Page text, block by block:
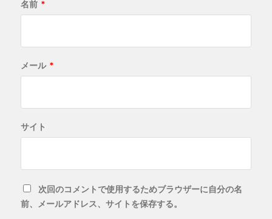
名前 *
メール *
サイト
次回のコメントで使用するためブラウザーに自分の名
前、メールアドレス、サイトを保存する。